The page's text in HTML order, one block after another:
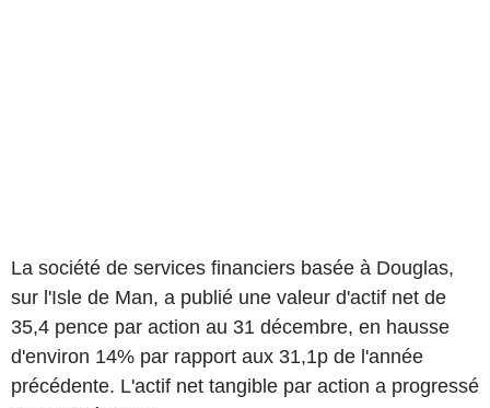
La société de services financiers basée à Douglas,
sur l'Isle de Man, a publié une valeur d'actif net de
35,4 pence par action au 31 décembre, en hausse
d'environ 14% par rapport aux 31,1p de l'année
précédente. L'actif net tangible par action a progressé